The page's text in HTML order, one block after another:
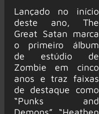
Lançado no início
deste ano, The
Great Satan marca
o primeiro álbum
de estúdio de
Zombie em cinco
anos e traz faixas
de destaque como
“Punks and
Demons”, “Heathen